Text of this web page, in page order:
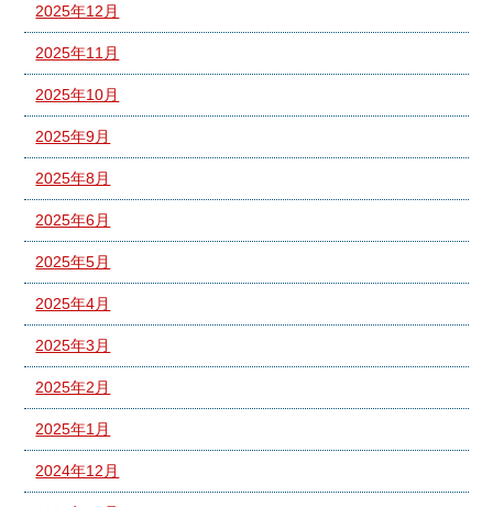
2025年12月
2025年11月
2025年10月
2025年9月
2025年8月
2025年6月
2025年5月
2025年4月
2025年3月
2025年2月
2025年1月
2024年12月